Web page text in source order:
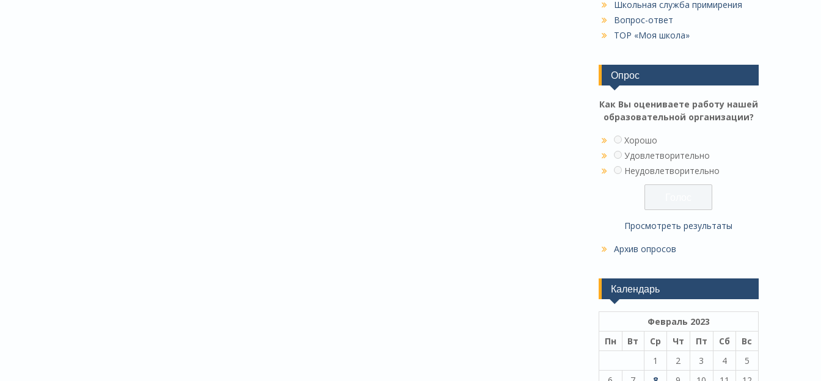
Школьная служба примирения
Вопрос-ответ
ТОР «Моя школа»
Опрос
Как Вы оцениваете работу нашей
образовательной организации?
Хорошо
Удовлетворительно
Неудовлетворительно
Просмотреть результаты
Архив опросов
Календарь
Февраль 2023
Пн
Вт Ср Чт Пт Сб
Вс
1
2 3 4
5